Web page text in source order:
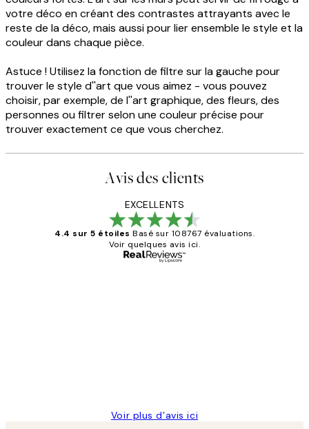
votre déco en créant des contrastes attrayants avec le
reste de la déco, mais aussi pour lier ensemble le style et la
couleur dans chaque pièce.
Astuce ! Utilisez la fonction de filtre sur la gauche pour
trouver le style d''art que vous aimez - vous pouvez
choisir, par exemple, de l''art graphique, des fleurs, des
personnes ou filtrer selon une couleur précise pour
trouver exactement ce que vous cherchez.
Avis des clients
EXCELLENTS
4.4 sur 5 étoiles Basé sur 108767 évaluations.
Voir quelques avis ici.
Voir plus d’avis ici